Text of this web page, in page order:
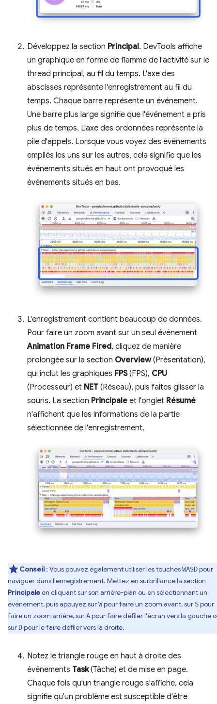
Développez la section Principal. DevTools affiche
un graphique en forme de flamme de l'activité sur le
thread principal, au fil du temps. L'axe des
abscisses représente l'enregistrement au fil du
temps. Chaque barre représente un événement.
Une barre plus large signifie que l'événement a pris
plus de temps. L'axe des ordonnées représente la
pile d'appels. Lorsque vous voyez des événements
empilés les uns sur les autres, cela signifie que les
événements situés en haut ont provoqué les
événements situés en bas.
L'enregistrement contient beaucoup de données.
Pour faire un zoom avant sur un seul événement
Animation Frame Fired, cliquez de manière
prolongée sur la section Overview(Présentation),
qui inclut les graphiques FPS(FPS), CPU
(Processeur) et NET (Réseau), puis faites glisser la
souris. La section Principale et l'onglet Résumé
n'affichent que les informations de la partie
sélectionnée de l'enregistrement.
Conseil : Vous pouvez également utiliser les touchesWASDpour
naviguer dans l'enregistrement. Mettez en surbrillance la section
Principaleen cliquant sur son arrière-plan ou en sélectionnant un
événement, puis appuyez surWpour faire un zoom avant, sur Spour
faire un zoom arrière, surApour faire défiler l'écran vers la gauche
sur Dpour le faire défiler vers la droite.
Notez le triangle rouge en haut à droite des
événements Task(Tâche) et de mise en page.
Chaque fois qu'un triangle rouge s'affiche, cela
signifie qu'un problème est susceptible d'être